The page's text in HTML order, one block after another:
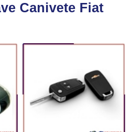
Canivete Fiat